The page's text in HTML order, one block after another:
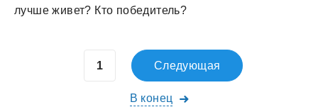
лучше живет? Кто победитель?
Следующая
В конец